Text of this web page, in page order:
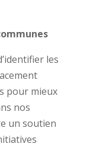
les
pour mieux
nos
un soutien